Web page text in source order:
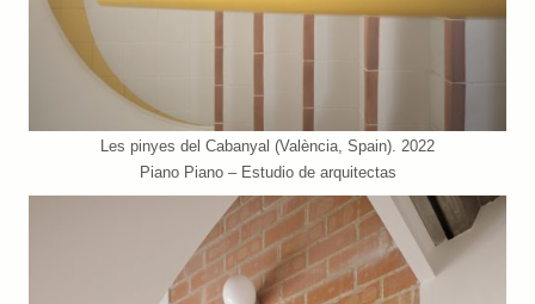
Les pinyes del Cabanyal (València, Spain). 2022
Piano Piano – Estudio de arquitectas